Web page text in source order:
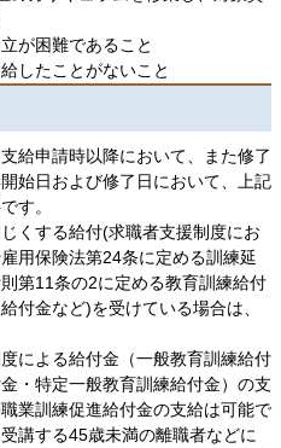
が困難であること
したことがないこと
給申請時以降において、また修了
始日および修了日において、上記
す。
くする給付(求職者支援制度にお
用保険法第24条に定める訓練延
第11条の2に定める教育訓練給付
付金など)を受けている場合は、
による給付金（一般教育訓練給付
・特定一般教育訓練給付金）の支
業訓練促進給付金の支給は可能で
講する45歳未満の離職者などに